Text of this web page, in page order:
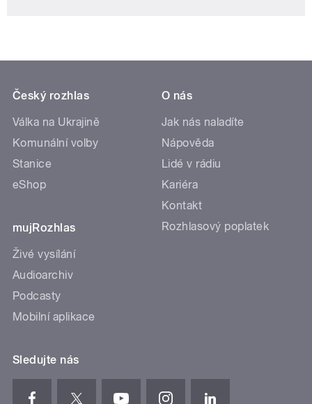
Český rozhlas
Válka na Ukrajině
Komunální volby
Stanice
eShop
mujRozhlas
Živé vysílání
Audioarchiv
Podcasty
Mobilní aplikace
O nás
Jak nás naladíte
Nápověda
Lidé v rádiu
Kariéra
Kontakt
Rozhlasový poplatek
Sledujte nás